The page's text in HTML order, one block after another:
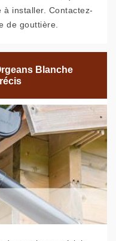
installer. Contactez-
de gouttière.
Blanche